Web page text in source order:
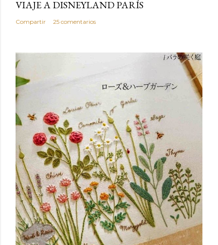
VIAJE A DISNEYLAND PARÍS
Compartir 25 comentarios